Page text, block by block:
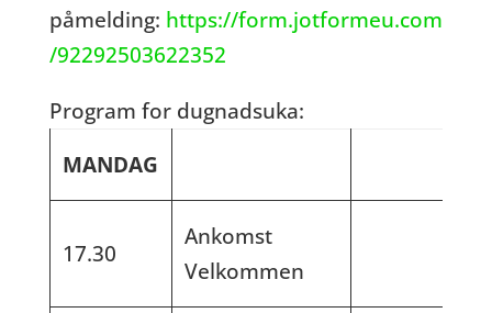
påmelding: https://form.jotformeu.com
/92292503622352
Program for dugnadsuka:
MANDAG
17.30
Ankomst
Velkommen